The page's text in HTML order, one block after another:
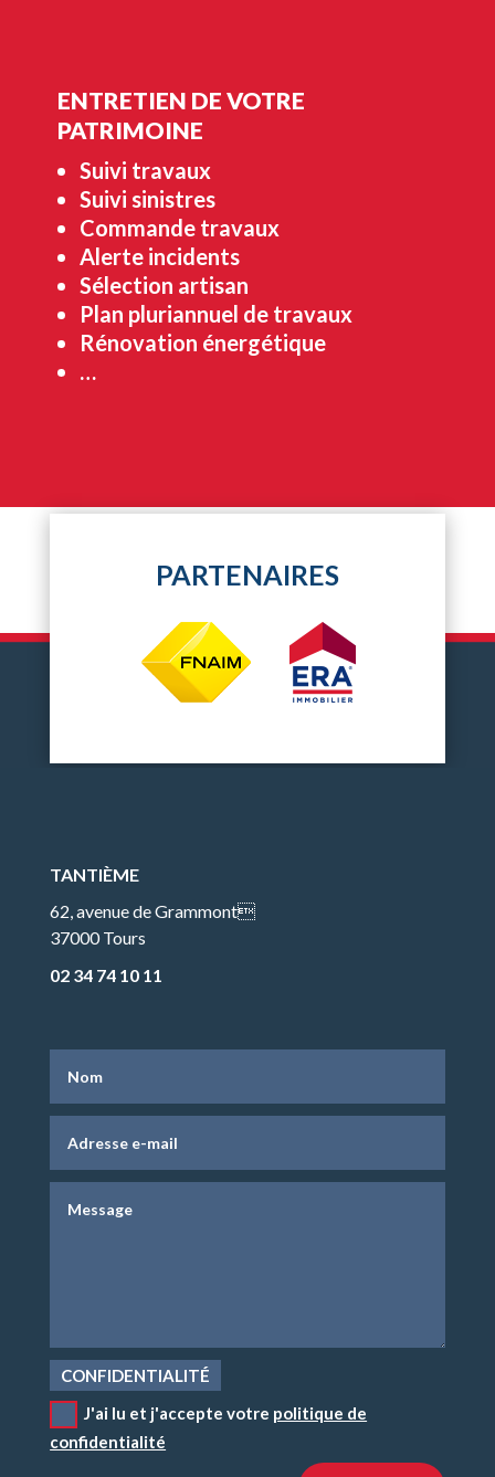
ENTRETIEN DE VOTRE
PATRIMOINE
Suivi travaux
Suivi sinistres
Commande travaux
Alerte incidents
Sélection artisan
Plan pluriannuel de travaux
Rénovation énergétique
…
PARTENAIRES
TANTIÈME
62, avenue de Grammont
37000 Tours
02 34 74 10 11
CONFIDENTIALITÉ
J'ai lu et j'accepte votre politique de
confidentialité